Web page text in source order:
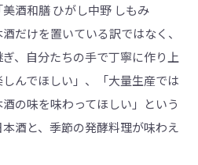
酒和膳 ひがし中野 しもみ
だけを置いている訳ではなく、
ぎ、自分たちの手で丁寧に作り上
んでほしい」、「大量生産では
の味を味わってほしい」という
酒と、季節の発酵料理が味わえ